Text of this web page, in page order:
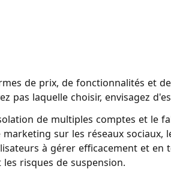
de prix, de fonctionnalités et
pas laquelle choisir, envisagez
de multiples comptes et le
sur les réseaux sociaux,
à gérer efficacement et en
risques de suspension.